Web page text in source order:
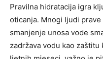
Pravilna hidratacija igra
oticanja. Mnogi ljudi
smanjenje unosa vode
zadržava vodu kao